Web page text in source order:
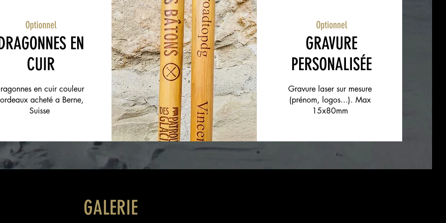
Optionnel
EN
CUIR
en cuir couleur
acheté a Berne,
Suisse
Optionnel
GRAVURE
PERSONALISÉE
Gravure laser sur mesure
(prénom, logos...). Max
15x80mm
GALERIE